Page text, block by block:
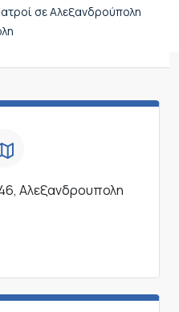
σε Αλεξανδρούπολη
Αλεξανδρουπολη